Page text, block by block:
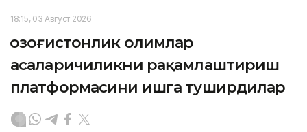
18:15, 03 Август 2026
Қозоғистонлик олимлар
асаларичиликни рақамлаштириш
платформасини ишга туширдилар